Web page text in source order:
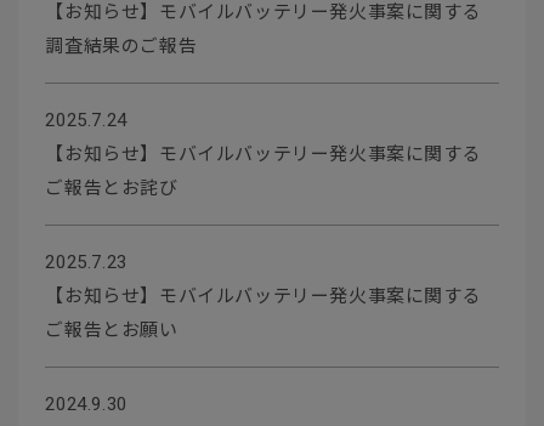
【お知らせ】モバイルバッテリー発火事案に関する
調査結果のご報告
2025.7.24
【お知らせ】モバイルバッテリー発火事案に関する
ご報告とお詫び
2025.7.23
【お知らせ】モバイルバッテリー発火事案に関する
ご報告とお願い
2024.9.30